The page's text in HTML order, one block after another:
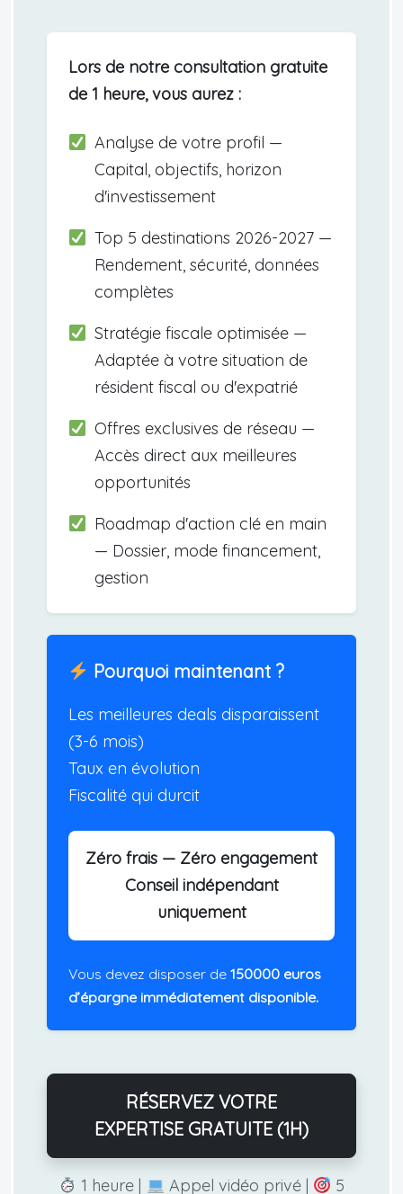
Lors de notre consultation gratuite
de 1 heure, vous aurez :
Analyse de votre profil —
Capital, objectifs, horizon
d'investissement
Top 5 destinations 2026-2027 —
Rendement, sécurité, données
complètes
Stratégie fiscale optimisée —
Adaptée à votre situation de
résident fiscal ou d'expatrié
Offres exclusives de réseau —
Accès direct aux meilleures
opportunités
Roadmap d'action clé en main
— Dossier, mode financement,
gestion
Pourquoi maintenant ?
Les meilleures deals disparaissent
(3-6 mois)
Taux en évolution
Fiscalité qui durcit
Zéro frais — Zéro engagement
Conseil indépendant
uniquement
Vous devez disposer de 150000 euros
d’épargne immédiatement disponible.
RÉSERVEZ VOTRE
EXPERTISE GRATUITE (1H)
1 heure | Appel vidéo privé | 5